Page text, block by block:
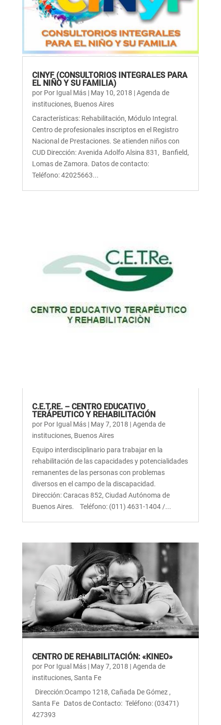
CINYF (CONSULTORIOS INTEGRALES PARA
EL NIÑO Y SU FAMILIA)
por Por Igual Más| May 10, 2018 |Agenda de
instituciones, Buenos Aires
Características: Rehabilitación, Módulo Integral.
Centro de profesionales inscriptos en el Registro
Nacional de Prestaciones. Se atienden niños con
CUD Dirección: Avenida Adolfo Alsina 831, Banfield,
Lomas de Zamora. Datos de contacto:
Teléfono: 42025663...
C.E.T.RE. – CENTRO EDUCATIVO
TERÁPEUTICO Y REHABILITACIÓN
por Por Igual Más| May 7, 2018 |Agenda de
instituciones, Buenos Aires
Equipo interdisciplinario para trabajar en la
rehabilitación de las capacidades y potencialidades
remanentes de las personas con problemas
diversos en el campo de la discapacidad.
Dirección: Caracas 852, Ciudad Autónoma de
Buenos Aires. Teléfono: (011) 4631-1404 /...
CENTRO DE REHABILITACIÓN: «KINEO»
por Por Igual Más| May 7, 2018 |Agenda de
instituciones, Santa Fe
Dirección:Ocampo 1218, Cañada De Gómez ,
Santa Fe Datos de Contacto: Teléfono: (03471)
427393